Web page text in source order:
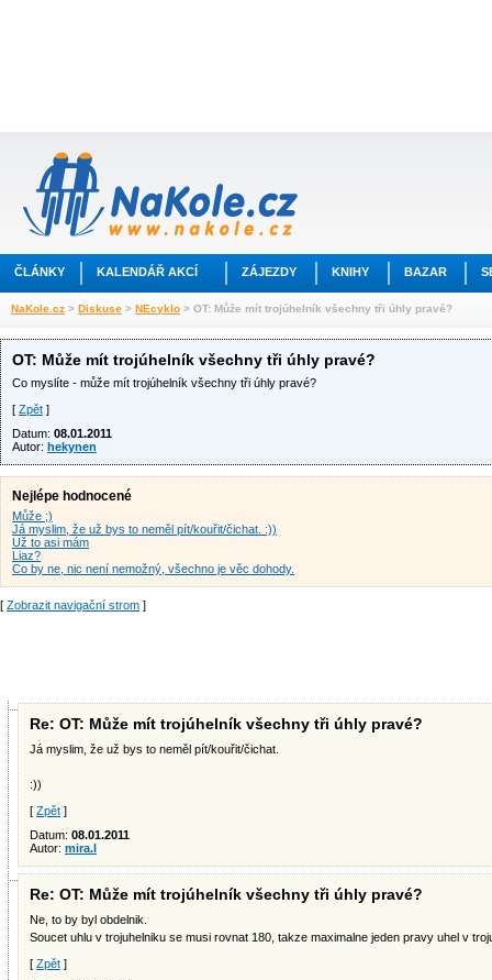
ČLÁNKY KALENDÁŘ AKCÍ ZÁJEZDY KNIHY BAZAR
NaKole.cz > Diskuse > NEcyklo > OT: Může mít trojúhelník všechny tři úhly pravé?
OT: Může mít trojúhelník všechny tři úhly pravé?
Co myslíte - může mít trojúhelník všechny tři úhly pravé?
[ Zpět ]
Datum: 08.01.2011
Autor: hekynen
Nejlépe hodnocené
Může ;)
Já myslim, že už bys to neměl pít/kouřit/čichat. :))
Už to asi mám
Liaz?
Co by ne, nic není nemožný, všechno je věc dohody.
[ Zobrazit navigační strom ]
Re: OT: Může mít trojúhelník všechny tři úhly pravé?
Já myslim, že už bys to neměl pít/kouřit/čichat.
:))
[ Zpět ]
Datum: 08.01.2011
Autor: mira.l
Re: OT: Může mít trojúhelník všechny tři úhly pravé?
Ne, to by byl obdelnik.
Soucet uhlu v trojuhelniku se musi rovnat 180, takze maximalne jeden pravy uhel v
[ Zpět ]